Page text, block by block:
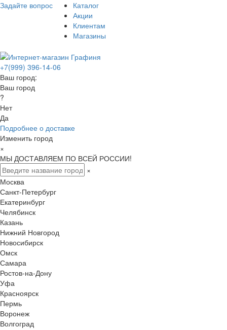
Задайте вопрос
Каталог
Акции
Клиентам
Магазины
+7(999) 396-14-06
Ваш город:
Ваш город
?
Нет
Да
Подробнее о доставке
Изменить город
×
МЫ ДОСТАВЛЯЕМ ПО ВСЕЙ РОССИИ!
×
Москва
Санкт-Петербург
Екатеринбург
Челябинск
Казань
Нижний Новгород
Новосибирск
Омск
Самара
Ростов-на-Дону
Уфа
Красноярск
Пермь
Воронеж
Волгоград